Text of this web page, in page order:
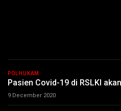
POLHUKAM
Pasien Covid-19 di RSLKI
9 December 2020